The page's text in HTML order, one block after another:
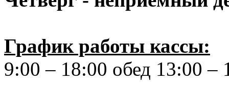
График работы кассы:
9:00 – 18:00 обед 13:00 –